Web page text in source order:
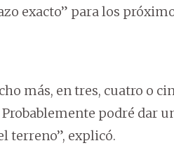
exacto” para los
más, en tres, cuatro o
podré dar
terreno”, explicó.